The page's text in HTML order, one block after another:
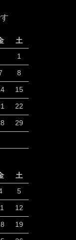
土
1
8
15
22
29
土
5
12
19